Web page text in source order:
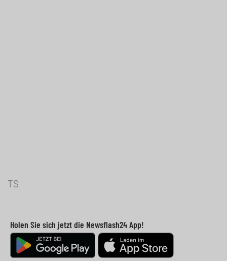
TS
Holen Sie sich jetzt die Newsflash24 App!